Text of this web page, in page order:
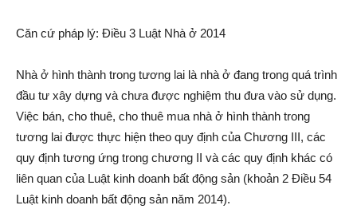
Căn cứ pháp lý: Điều 3 Luật Nhà ở 2014
Nhà ở hình thành trong tương lai là nhà ở đang trong quá trình
đầu tư xây dựng và chưa được nghiệm thu đưa vào sử dụng.
Việc bán, cho thuê, cho thuê mua nhà ở hình thành trong
tương lai được thực hiện theo quy định của Chương III, các
quy định tương ứng trong chương II và các quy định khác có
liên quan của Luật kinh doanh bất động sản (khoản 2 Điều 54
Luật kinh doanh bất động sản năm 2014).